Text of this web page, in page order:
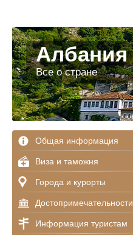
Албания
Все о стране
Общая информация
Виза и таможня
Города и курорты
Достопримечательности
Информация туристам